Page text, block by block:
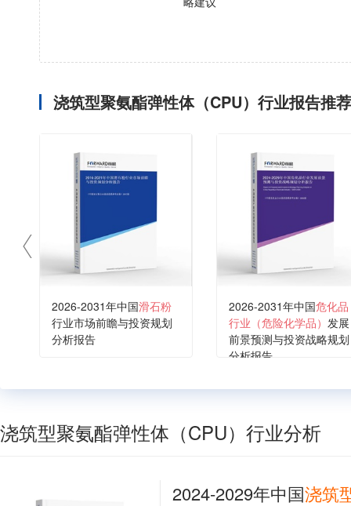
浇筑型聚氨酯弹性体（CPU）行业报告推荐
2026-2031年中国滑石粉
行业市场前瞻与投资规划
分析报告
2026-2031年中国危化品
行业（危险化学品） 发展
前景预测与投资战略规划
分析报告
浇筑型聚氨酯弹性体（CPU）行业分析
2024-2029年中国浇筑